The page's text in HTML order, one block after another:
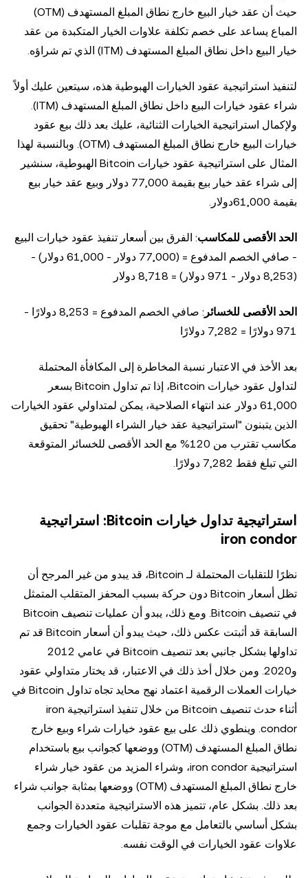
حيث أن عقد خيار البيع خارج نطاق المبلغ المستهدف (OTM)
المباع يساعد على خصم تكلفة علاوات الخيار المتكبدة من عقد
خيار البيع داخل نطاق المبلغ المستهدف (ITM) الذي تم شراؤه.
لتنفيذ استراتيجية عقود الخيارات الهبوطية هذه، سيتعين عليك أولاً
شراء عقود خيارات البيع داخل نطاق المبلغ المستهدف (ITM).
ولإكمال استراتيجية الخيارات الثنائية، عليك بعد ذلك بيع عقود
خيارات البيع خارج نطاق المبلغ المستهدف (OTM). وبالنسبة لهذا
المثال على استراتيجية عقود خيارات Bitcoin الهبوطية، سنشير
إلى شراء عقد خيار بيع بقيمة 77,000 دولار وبيع عقد خيار بيع
بقيمة 61,000دولار.
الحد الأقصى للمكاسب: الفرق بين أسعار تنفيذ عقود خيارات البيع
- صافي الخصم المدفوع = (77,000 دولار - 61,000 دولار) -
(8,253 دولار - 971 دولار) = 8,718 دولار
الحد الأقصى للخسائر
: صافي الخصم المدفوع = 8,253 دولارًا -
971 دولارًا = 7,282 دولارًا
بعد الأخذ في الاعتبار نسبة المخاطرة إلى المكافأة المحتملة
لتداول عقود خيارات Bitcoin، إذا تم تداول Bitcoin بسعر
61,000 دولار عند انتهاء الصلاحية، يمكن لمتداولي عقود الخيارات
الذين يتبنون "استراتيجية عقد خيار الشراء الهبوطية" تحقيق
مكاسب تقترب من 120% مع الحد الأقصى للخسائر المتوقعة
التي تبلغ فقط 7,282 دولارًا.
استراتيجية تداول خيارات Bitcoin: استراتيجية
iron condor
نظرًا للتقلبات المحتملة لـ Bitcoin، قد يبدو من غير المرجح أن
تظل أسعار Bitcoin دون حركة بسبب المحفز المتقلب المتمثل
في تنصيف Bitcoin. ومع ذلك، يبدو أن عمليات تنصيف Bitcoin
السابقة قد أثبتت عكس ذلك، حيث يبدو أن أسعار Bitcoin قد تم
تداولها بشكل جانبي بعد تنصيف Bitcoin في عامي 2012
و2020. ومن خلال أخذ ذلك في الاعتبار، قد يختار متداولي عقود
خيارات العملات الرقمية اعتماد نهج محايد تجاه تداول Bitcoin في
أثناء حدث تنصيف Bitcoin من خلال تنفيذ استراتيجية iron
condor. وينطوي ذلك على بيع عقود خيارات شراء وبيع خارج
نطاق المبلغ المستهدف (OTM) ووضعها كجوانب بيع باستخدام
استراتيجية iron condor، وشراء المزيد من عقود خيار شراء
خارج نطاق المبلغ المستهدف (OTM) ووضعها بمثابة جوانب شراء
بعد ذلك. بشكل عام، تتميز هذه الاستراتيجية متعددة الجوانب
بشكل أساسي بالتعامل مع موجة تقلبات عقود الخيارات وجمع
علاوات عقود الخيارات في الوقت نفسه.